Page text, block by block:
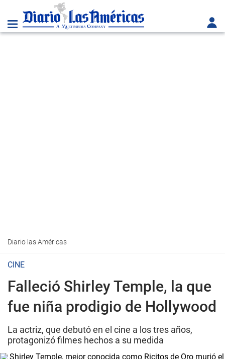
Diario las Américas
CINE
Falleció Shirley Temple, la que
fue niña prodigio de Hollywood
La actriz, que debutó en el cine a los tres años,
protagonizó filmes hechos a su medida